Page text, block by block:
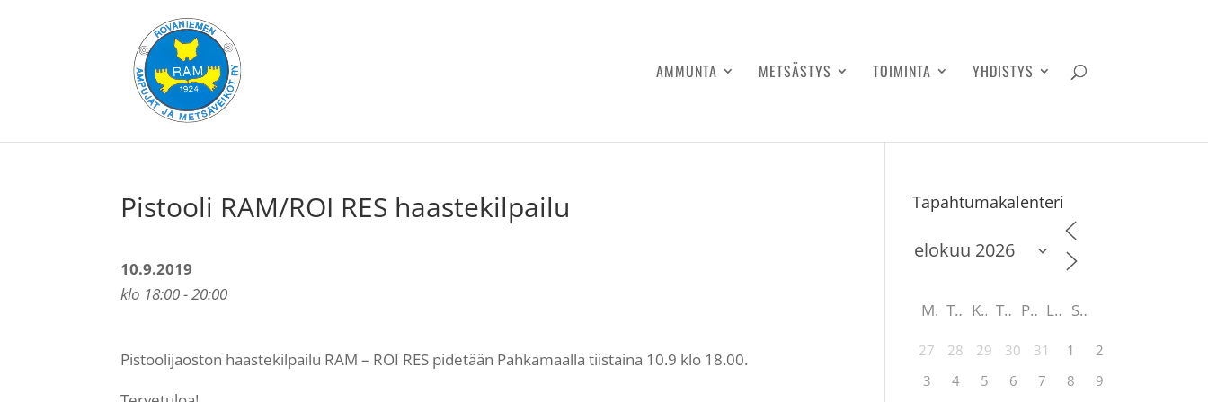
AMMUNTA METSÄSTYS TOIMINTA YHDISTYS
Pistooli RAM/ROI RES haastekilpailu
10.9.2019
klo 18:00 - 20:00
Pistoolijaoston haastekilpailu RAM – ROI RES pidetään Pahkamaalla tiistaina 10.9 klo 18.00.
Tapahtumakalenteri
M T K T P L S
27 28 29 30 31 1
2
3
4 5 6 7 8
9